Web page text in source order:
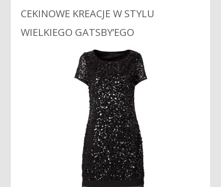
CEKINOWE KREACJE W STYLU
WIELKIEGO GATSBY’EGO